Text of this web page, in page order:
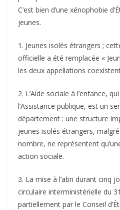
C’est bien d’une xénophobie
jeunes.
1. Jeunes isolés étrangers ;
officielle a été remplacée «
les deux appellations
2. L’Aide sociale à l’enfance,
l’Assistance publique, est un
département : une structure
jeunes isolés étrangers,
nombre, ne représentent
action sociale.
3. La mise à l’abri durant cinq
circulaire interministérielle du
partiellement par le Conseil